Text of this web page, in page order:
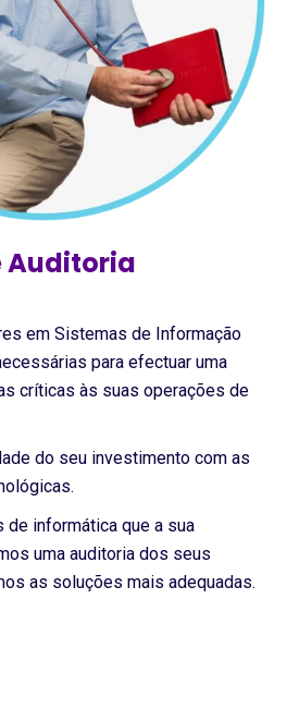
Auditoria
em Sistemas de Informação
para efectuar uma
críticas às suas operações de
do seu investimento com as
informática que a sua
uma auditoria dos seus
as soluções mais adequadas.